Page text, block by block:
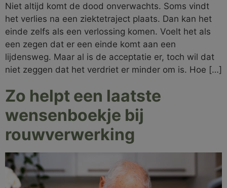
Niet altijd komt de dood onverwachts. Soms vindt
het verlies na een ziektetraject plaats. Dan kan het
einde zelfs als een verlossing komen. Voelt het als
een zegen dat er een einde komt aan een
lijdensweg. Maar al is de acceptatie er, toch wil dat
niet zeggen dat het verdriet er minder om is. Hoe […]
Zo helpt een laatste
wensenboekje bij
rouwverwerking